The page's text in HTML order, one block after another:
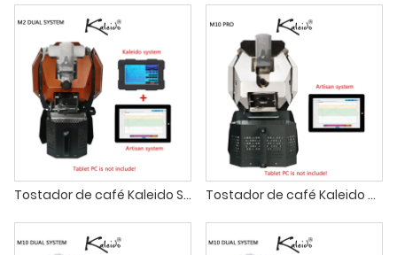
Tostador de café Kaleido Sniper M2 Dual System cafetería Tostador de café Kaleido M10 Pro de 1 kg para microtostado